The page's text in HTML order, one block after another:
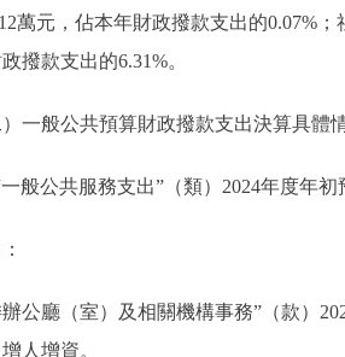
萬元，佔本年財政撥款支出的0.07%
撥款支出的6.31%。
）一般公共預算財政撥款支出決算具體
一般公共服務支出”（類）2024年度年
公廳（室）及相關機構事務”（款）
人增資。